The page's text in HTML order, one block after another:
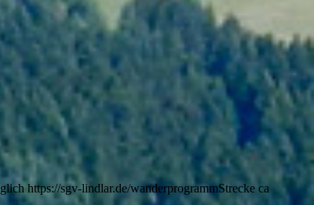
https://sgv-lindlar.de/wanderprogrammStrecke ca